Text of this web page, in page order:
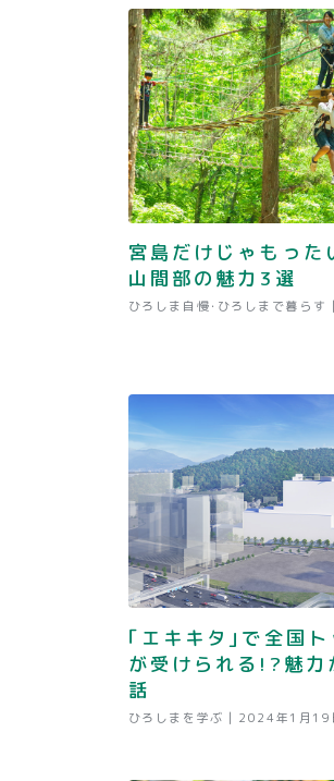
宮島だけじゃもった
山間部の魅力3選
ひろしま自慢･ひろしまで暮らす |
｢エキキタ｣で全国
が受けられる!?魅力
話
ひろしまを学ぶ | 2024年1月19